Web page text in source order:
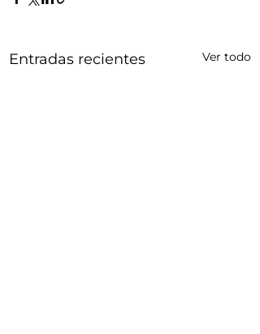
Entradas recientes Ver todo